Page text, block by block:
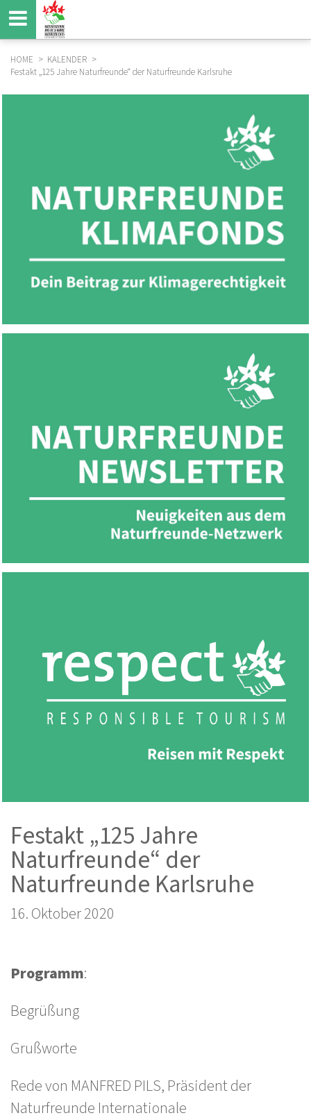
Direkt
zum
Inhalt
BREADCRUMB
HOME
KALENDER
Festakt „125 Jahre Naturfreunde“ der Naturfreunde Karlsruhe
Festakt „125 Jahre
Naturfreunde“ der
Naturfreunde Karlsruhe
16. Oktober 2020
Programm:
Begrüßung
Grußworte
Rede von MANFRED PILS, Präsident der
Naturfreunde Internationale